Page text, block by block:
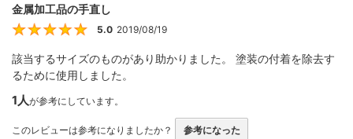
金属加工品の手直し
5
5.0 2019/08/19
該当するサイズのものがあり助かりました。 塗装の付着を除去す
るために使用しました。
1人が参考にしています。
このレビューは参考になりましたか？ 参考になった